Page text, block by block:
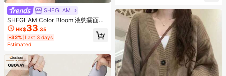
SHEGLAM
SHEGLAM Color Bloom 液態霧面腮
紅-Love Cake 品牌美妝化妝品 適合
女士與女孩
HK$33.35
-32% Last 3 days
Estimated